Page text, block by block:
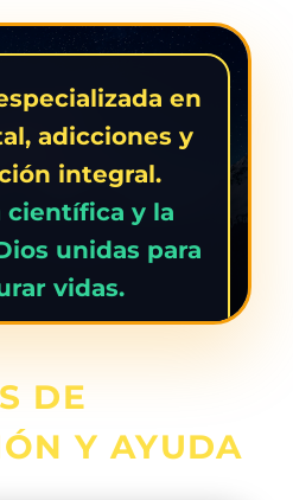
en
adicciones y
integral.
científica y la
unidas para
vidas.
A LA
➔
DE
Y AYUDA